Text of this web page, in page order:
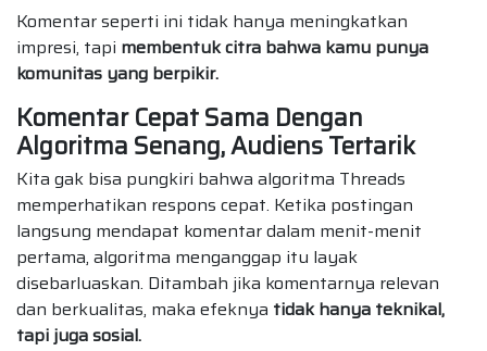
Komentar seperti ini tidak hanya meningkatkan
impresi, tapi membentuk citra bahwa kamu punya
komunitas yang berpikir.
Komentar Cepat Sama Dengan
Algoritma Senang, Audiens Tertarik
Kita gak bisa pungkiri bahwa algoritma Threads
memperhatikan respons cepat. Ketika postingan
langsung mendapat komentar dalam menit-menit
pertama, algoritma menganggap itu layak
disebarluaskan. Ditambah jika komentarnya relevan
dan berkualitas, maka efeknya tidak hanya teknikal,
tapi juga sosial.